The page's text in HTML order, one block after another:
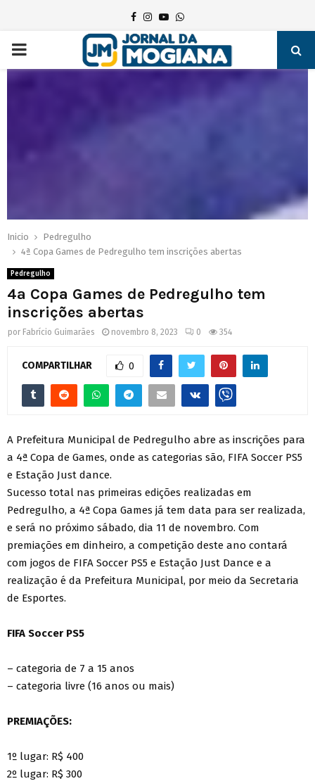
Facebook
Instagram
YoutubeWhatsapp
PRIMARY
Inicio
Pedregulho
4ª Copa Games de Pedregulho tem inscrições abertas
Pedregulho
4ª Copa Games de Pedregulho tem
inscrições abertas
por Fabrício Guimarães novembro 8, 2023 0 354
COMPARTILHAR 0
A Prefeitura Municipal de Pedregulho abre as inscrições para
a 4ª Copa de Games, onde as categorias são, FIFA Soccer PS5
e Estação Just dance.
Sucesso total nas primeiras edições realizadas em
Pedregulho, a 4ª Copa Games já tem data para ser realizada,
e será no próximo sábado, dia 11 de novembro. Com
premiações em dinheiro, a competição deste ano contará
com jogos de FIFA Soccer PS5 e Estação Just Dance e a
realização é da Prefeitura Municipal, por meio da Secretaria
de Esportes.
FIFA Soccer PS5
– categoria de 7 a 15 anos
– categoria livre (16 anos ou mais)
PREMIAÇÕES:
1º lugar: R$ 400
2º lugar: R$ 300